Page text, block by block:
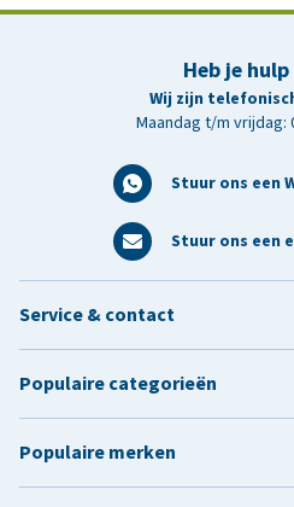
Heb je
Wij zijn
Maandag t/m vrijdag:
Stuur ons een
Stuur ons een
Service & contact
Populaire categorieën
Populaire merken